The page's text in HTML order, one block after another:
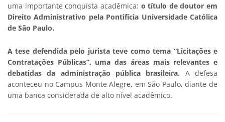
uma importante conquista acadêmica: o título de doutor em
Direito Administrativo pela Pontifícia Universidade Católica
de São Paulo.
A tese defendida pelo jurista teve como tema “Licitações e
Contratações Públicas”, uma das áreas mais relevantes e
debatidas da administração pública brasileira. A defesa
aconteceu no Campus Monte Alegre, em São Paulo, diante de
uma banca considerada de alto nível acadêmico.